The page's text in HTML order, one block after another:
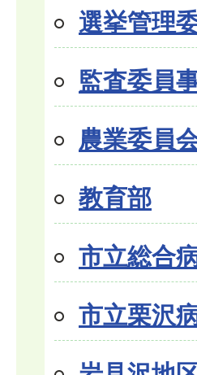
選挙管理
監査委員
農業委員
教育部
市立総合
市立栗沢